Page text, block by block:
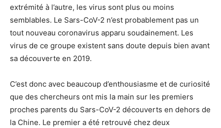
extrémité à l’autre, les virus sont plus ou moins
semblables. Le Sars-CoV-2 n’est probablement pas un
tout nouveau coronavirus apparu soudainement. Les
virus de ce groupe existent sans doute depuis bien avant
sa découverte en 2019.
C’est donc avec beaucoup d’enthousiasme et de curiosité
que des chercheurs ont mis la main sur les premiers
proches parents du Sars-CoV-2 découverts en dehors de
la Chine. Le premier a été retrouvé chez deux